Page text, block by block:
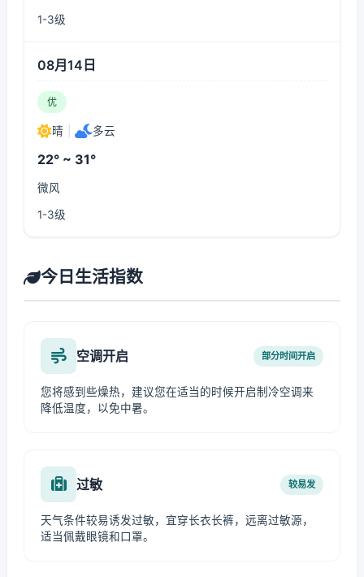
1-3级
08月14日
优
晴 多云
22° ~ 31°
微风
1-3级
今日生活指数
空调开启 部分时间开启
您将感到些燥热，建议您在适当的时候开启制冷空调来
降低温度，以免中暑。
过敏 较易发
天气条件较易诱发过敏，宜穿长衣长裤，远离过敏源，
适当佩戴眼镜和口罩。